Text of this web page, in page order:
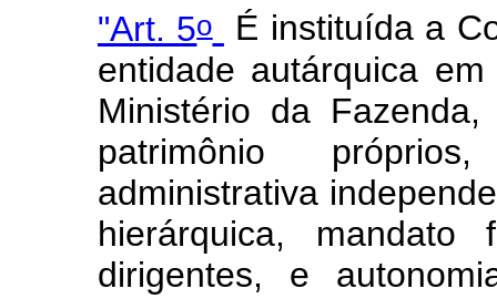
"Art. 5o
É instituída a
entidade autárquica
Ministério da
patrimônio
administrativa
hierárquica,
dirigentes, e